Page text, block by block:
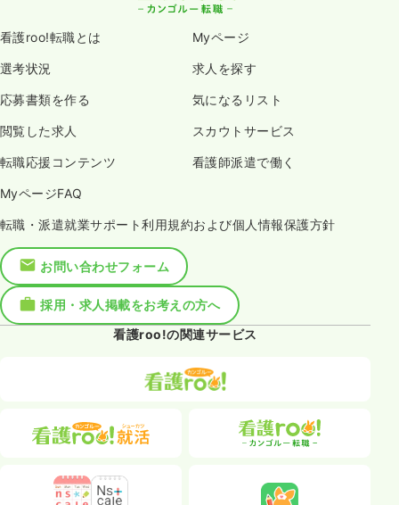
看護roo!転職とは Myページ
選考状況 求人を探す
応募書類を作る 気になるリスト
閲覧した求人 スカウトサービス
転職応援コンテンツ 看護師派遣で働く
MyページFAQ
転職・派遣就業サポート利用規約および個人情報保護方針
お問い合わせフォーム
採用・求人掲載をお考えの方へ
看護roo!の関連サービス